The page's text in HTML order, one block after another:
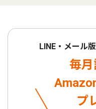
LINE・メール
毎
プ